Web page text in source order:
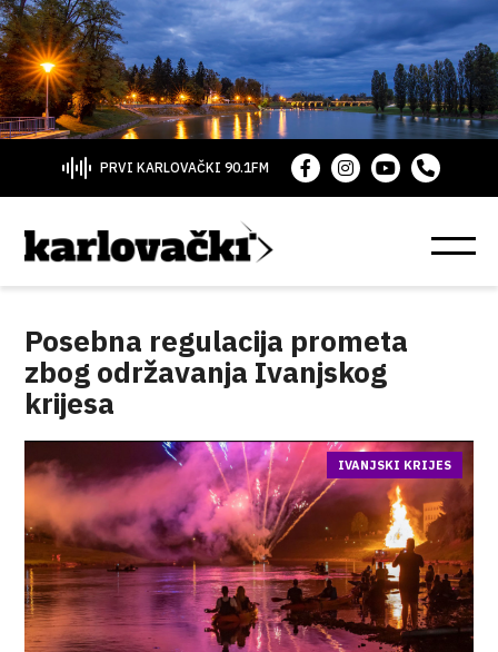
PRVI KARLOVAČKI 90.1FM
Posebna regulacija prometa
zbog održavanja Ivanjskog
krijesa
IVANJSKI KRIJES